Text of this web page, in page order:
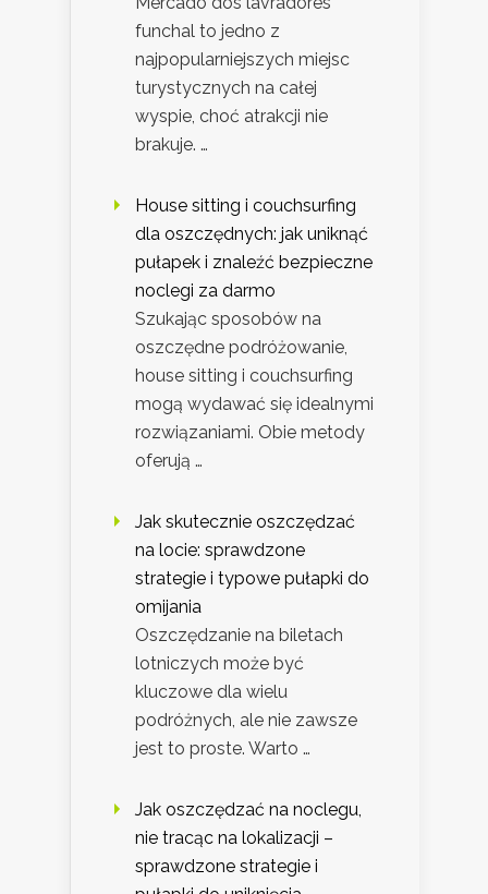
funchal to jedno z
najpopularniejszych miejsc
turystycznych na całej
wyspie, choć atrakcji nie
brakuje. …
House sitting i couchsurfing
dla oszczędnych: jak uniknąć
pułapek i znaleźć bezpieczne
noclegi za darmo
Szukając sposobów na
oszczędne podróżowanie,
house sitting i couchsurfing
mogą wydawać się idealnymi
rozwiązaniami. Obie metody
oferują …
Jak skutecznie oszczędzać
na locie: sprawdzone
strategie i typowe pułapki do
omijania
Oszczędzanie na biletach
lotniczych może być
kluczowe dla wielu
podróżnych, ale nie zawsze
jest to proste. Warto …
Jak oszczędzać na noclegu,
nie tracąc na lokalizacji –
sprawdzone strategie i